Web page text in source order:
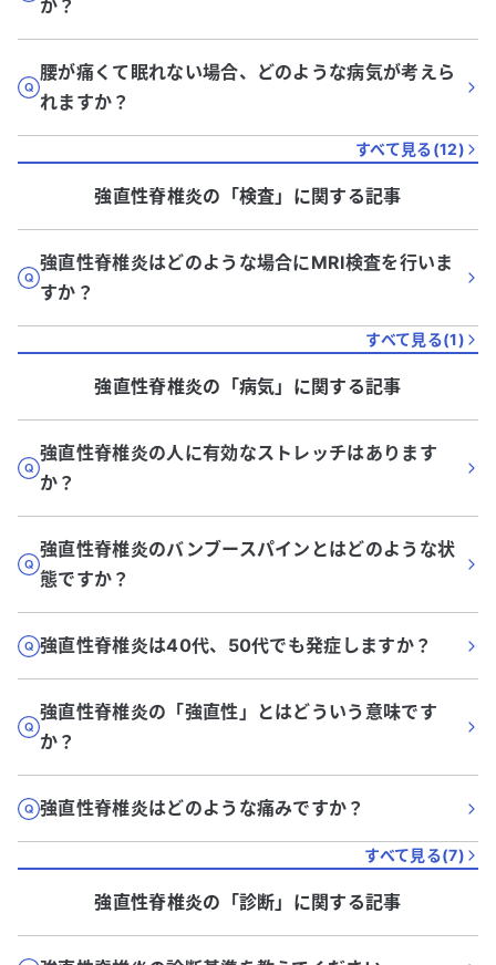
か？
腰が痛くて眠れない場合、どのような病気が考えら
れますか？
すべて見る(12)
強直性脊椎炎の「検査」に関する記事
強直性脊椎炎はどのような場合にMRI検査を行いま
すか？
すべて見る(1)
強直性脊椎炎の「病気」に関する記事
強直性脊椎炎の人に有効なストレッチはあります
か？
強直性脊椎炎のバンブースパインとはどのような状
態ですか？
強直性脊椎炎は40代、50代でも発症しますか？
強直性脊椎炎の「強直性」とはどういう意味です
か？
強直性脊椎炎はどのような痛みですか？
すべて見る(7)
強直性脊椎炎の「診断」に関する記事